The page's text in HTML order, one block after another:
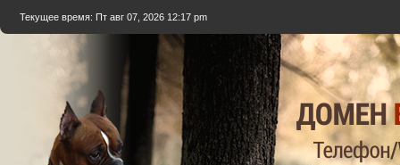
Текущее время: Пт авг 07, 2026 12:17 pm